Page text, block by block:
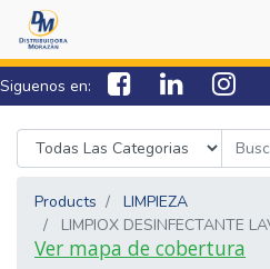
Siguenos en:
7538-0000
Products
LIMPIEZA
LIMPIOX DESINFECTANTE
Ver mapa de cobertura